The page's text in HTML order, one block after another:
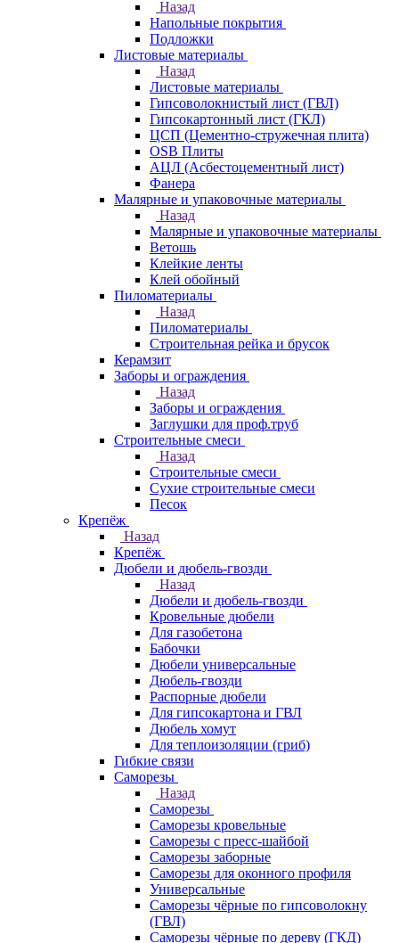
Назад
Напольные покрытия
Подложки
Листовые материалы
Назад
Листовые материалы
Гипсоволокнистый лист (ГВЛ)
Гипсокартонный лист (ГКЛ)
ЦСП (Цементно-стружечная плита)
OSB Плиты
АЦЛ (Асбестоцементный лист)
Фанера
Малярные и упаковочные материалы
Назад
Малярные и упаковочные материалы
Ветошь
Клейкие ленты
Клей обойный
Пиломатериалы
Назад
Пиломатериалы
Строительная рейка и брусок
Керамзит
Заборы и ограждения
Назад
Заборы и ограждения
Заглушки для проф.труб
Строительные смеси
Назад
Строительные смеси
Сухие строительные смеси
Песок
Крепёж
Назад
Крепёж
Дюбели и дюбель-гвозди
Назад
Дюбели и дюбель-гвозди
Кровельные дюбели
Для газобетона
Бабочки
Дюбели универсальные
Дюбель-гвозди
Распорные дюбели
Для гипсокартона и ГВЛ
Дюбель хомут
Для теплоизоляции (гриб)
Гибкие связи
Саморезы
Назад
Саморезы
Саморезы кровельные
Саморезы с пресс-шайбой
Саморезы заборные
Саморезы для оконного профиля
Универсальные
Саморезы чёрные по гипсоволокну
(ГВЛ)
Саморезы чёрные по дереву (ГКД)